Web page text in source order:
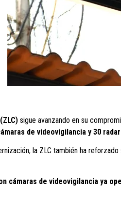
sigue avanzando en su
de videovigilancia y 30
la ZLC también ha reforzado
cámaras de videovigilancia ya